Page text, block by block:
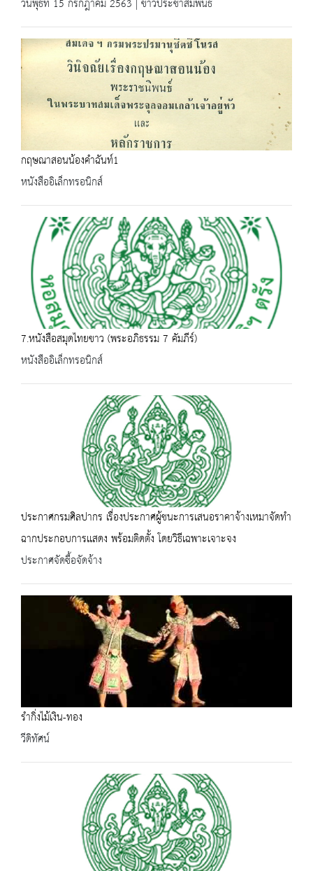
วันพุธที่ 15 กรกฎาคม 2563 | ข่าวประชาสัมพันธ์
กฤษณาสอนน้องคำฉันท์1
หนังสืออิเล็กทรอนิกส์
7.หนังสือสมุดไทยขาว (พระอภิธรรม 7 คัมภีร์)
หนังสืออิเล็กทรอนิกส์
ประกาศกรมศิลปากร เรื่องประกาศผู้ชนะการเสนอราคาจ้างเหมาจัดทำ
ฉากประกอบการเเสดง พร้อมติดตั้ง โดยวิธีเฉพาะเจาะจง
ประกาศจัดซื้อจัดจ้าง
รำกิ่งไม้เงิน-ทอง
วีดิทัศน์